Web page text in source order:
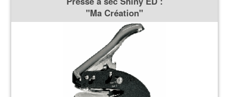
''Ma Création''